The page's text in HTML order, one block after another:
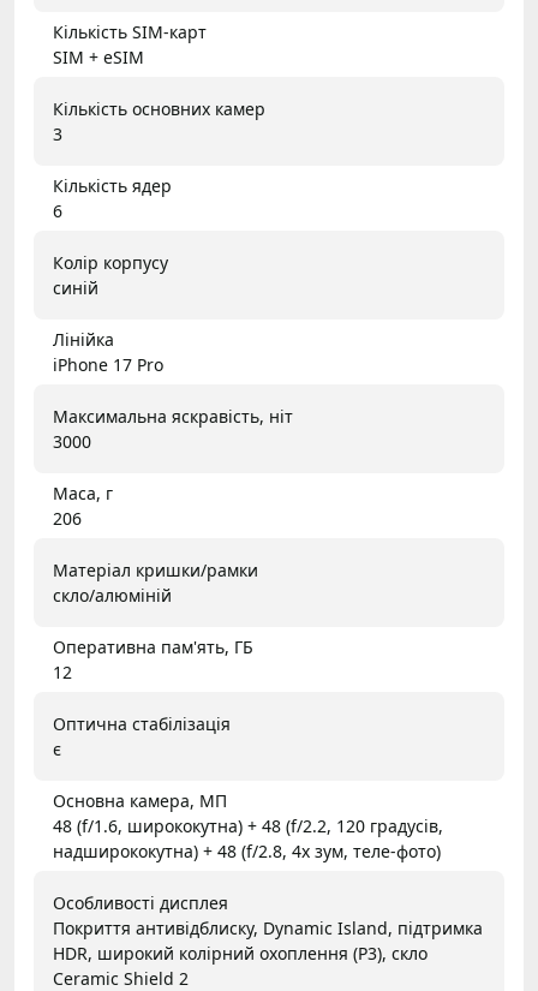
Кількість SIM-карт
SIM + eSIM
Кількість основних камер
3
Кількість ядер
6
Колір корпусу
синій
Лінійка
iPhone 17 Pro
Максимальна яскравість, ніт
3000
Маса, г
206
Матеріал кришки/рамки
скло/алюміній
Оперативна пам'ять, ГБ
12
Оптична стабілізація
є
Основна камера, МП
48 (f/1.6, ширококутна) + 48 (f/2.2, 120 градусів,
надширококутна) + 48 (f/2.8, 4x зум, теле-фото)
Особливості дисплея
Покриття антивідблиску, Dynamic Island, підтримка
HDR, широкий колірний охоплення (P3), скло
Ceramic Shield 2